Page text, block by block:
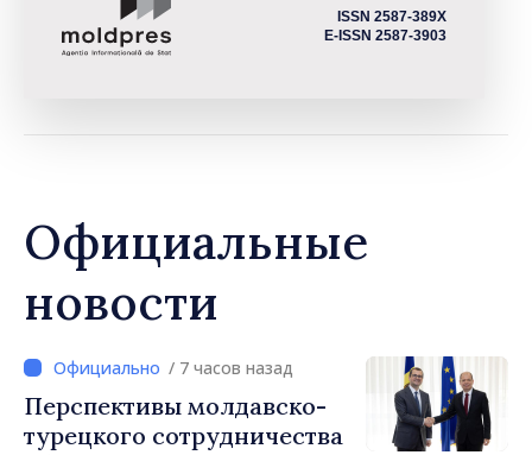
ISSN 2587-389X
E-ISSN 2587-3903
Официальные
новости
/ 7 часов назад
Перспективы молдавско-
турецкого сотрудничества